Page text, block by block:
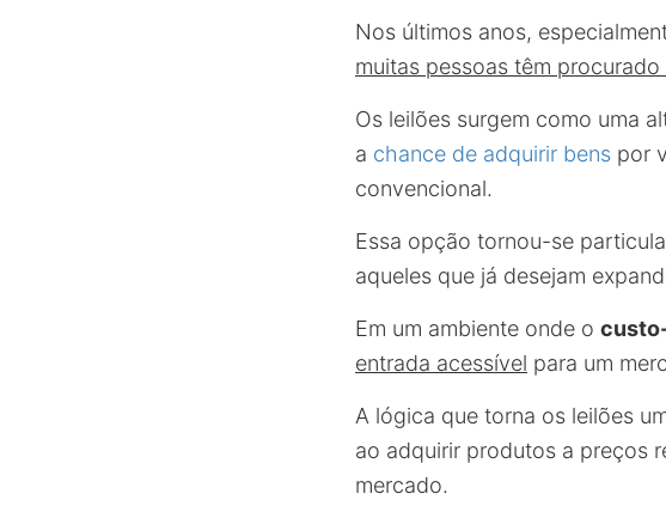
Nos últimos anos,
muitas pessoas têm
Os leilões surgem como uma
a chance de adquirir bens por
convencional.
Essa opção tornou-se
aqueles que já desejam
Em um ambiente onde o
entrada acessível para um
A lógica que torna os leilões
ao adquirir produtos a preços
mercado.